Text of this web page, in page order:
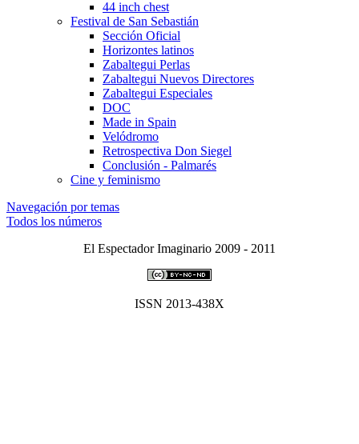
44 inch chest
Festival de San Sebastián
Sección Oficial
Horizontes latinos
Zabaltegui Perlas
Zabaltegui Nuevos Directores
Zabaltegui Especiales
DOC
Made in Spain
Velódromo
Retrospectiva Don Siegel
Conclusión - Palmarés
Cine y feminismo
Navegación por temas
Todos los números
El Espectador Imaginario 2009 - 2011
ISSN 2013-438X